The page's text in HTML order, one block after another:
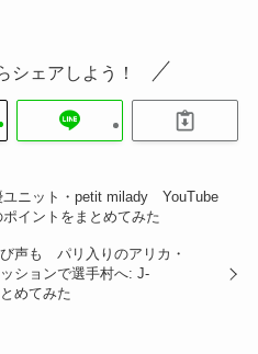
シェアしよう！
ユニット・petit milady YouTube
イントをまとめてみた
声も パリ入りのアリカ・
ションで選手村へ: J-
めてみた